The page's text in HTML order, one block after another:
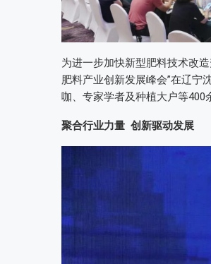
为进一步加快新型肥料技术改
肥料产业创新发展峰会”在辽宁
咖、专家学者及种植大户等400
聚合行业力量 创新驱动发展